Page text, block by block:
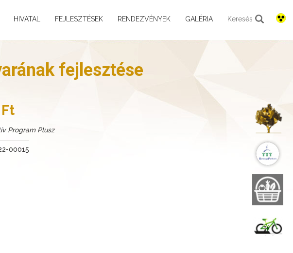
HIVATAL FEJLESZTÉSEK RENDEZVÉNYEK GALÉRIA Keresés
fejlesztése
Program Plusz
00015